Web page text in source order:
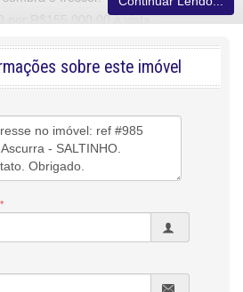
por R$155.000,00 à vista.
2045
SC 4639-J
sobre este imóvel